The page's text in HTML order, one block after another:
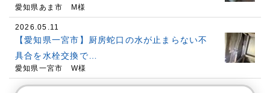
愛知県あま市 M様
2026.05.11
【愛知県一宮市】厨房蛇口の水が止まらない不
具合を水栓交換で…
愛知県一宮市 W様